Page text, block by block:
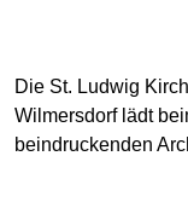
Die St. Ludwig
Wilmersdorf lädt
beindruckenden